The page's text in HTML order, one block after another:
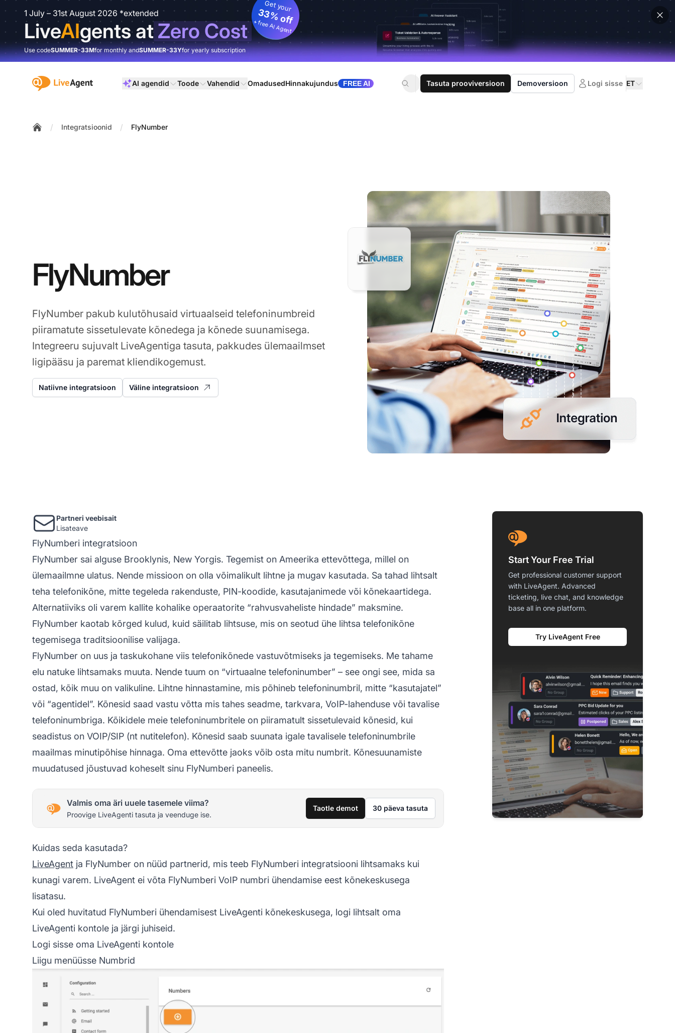
1 July – 31st August 2026 *extended
LiveAIgents atZero Cost
Get your
33% off
+ free AI Agent
Use codeSUMMER-33Mfor monthly andSUMMER-33Yfor yearly subscription
:site.title AI agendid Toode Vahendid OmadusedHinnakujundus FREE AI Tasuta prooviversioon Demoversioon Logi sisse ET
/ Integratsioonid / FlyNumber
FlyNumber
FlyNumber pakub kulutõhusaid virtuaalseid telefoninumbreid
piiramatute sissetulevate kõnedega ja kõnede suunamisega.
Integreeru sujuvalt LiveAgentiga tasuta, pakkudes ülemaailmset
ligipääsu ja paremat kliendikogemust.
Natiivne integratsioon Väline integratsioon
Partneri veebisait
Lisateave
FlyNumberi integratsioon
FlyNumber sai alguse Brooklynis, New Yorgis. Tegemist on Ameerika ettevõttega, millel on
ülemaailmne ulatus. Nende missioon on olla võimalikult lihtne ja mugav kasutada. Sa tahad lihtsalt
teha telefonikõne, mitte tegeleda rakenduste, PIN-koodide, kasutajanimede või kõnekaartidega.
Alternatiiviks oli varem kallite kohalike operaatorite “rahvusvaheliste hindade” maksmine.
FlyNumber kaotab kõrged kulud, kuid säilitab lihtsuse, mis on seotud ühe lihtsa telefonikõne
tegemisega traditsioonilise valijaga.
FlyNumber on uus ja taskukohane viis telefonikõnede vastuvõtmiseks ja tegemiseks. Me tahame
elu natuke lihtsamaks muuta. Nende tuum on “virtuaalne telefoninumber” – see ongi see, mida sa
ostad, kõik muu on valikuline. Lihtne hinnastamine, mis põhineb telefoninumbril, mitte “kasutajatel”
või “agentidel”. Kõnesid saad vastu võtta mis tahes seadme, tarkvara, VoIP-lahenduse või tavalise
telefoninumbriga. Kõikidele meie telefoninumbritele on piiramatult sissetulevaid kõnesid, kui
seadistus on VOIP/SIP (nt nutitelefon). Kõnesid saab suunata igale tavalisele telefoninumbrile
maailmas minutipõhise hinnaga. Oma ettevõtte jaoks võib osta mitu numbrit. Kõnesuunamiste
muudatused jõustuvad koheselt sinu FlyNumberi paneelis.
Valmis oma äri uuele tasemele viima?
Proovige LiveAgenti tasuta ja veenduge ise.
Taotle demot 30 päeva tasuta
Kuidas seda kasutada?
LiveAgent ja FlyNumber on nüüd partnerid, mis teeb FlyNumberi integratsiooni lihtsamaks kui
kunagi varem. LiveAgent ei võta FlyNumberi VoIP numbri ühendamise eest kõnekeskusega
lisatasu.
Kui oled huvitatud FlyNumberi ühendamisest LiveAgenti kõnekeskusega, logi lihtsalt oma
LiveAgenti kontole ja järgi juhiseid.
Logi sisse oma LiveAgenti kontole
Liigu menüüsse Numbrid
Start Your Free Trial
Get professional customer support
with LiveAgent. Advanced
ticketing, live chat, and knowledge
base all in one platform.
Try LiveAgent Free